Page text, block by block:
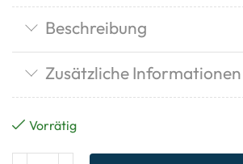
Beschreibung
Zusätzliche Informationen
Vorrätig